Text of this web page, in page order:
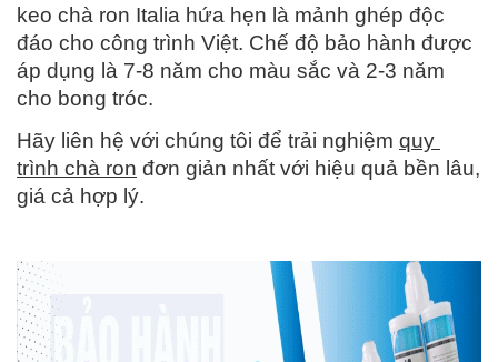
keo chà ron Italia hứa hẹn là mảnh ghép độc
đáo cho công trình Việt. Chế độ bảo hành được
áp dụng là 7-8 năm cho màu sắc và 2-3 năm
cho bong tróc.
Hãy liên hệ với chúng tôi để trải nghiệm quy
trình chà ron đơn giản nhất với hiệu quả bền lâu,
giá cả hợp lý.